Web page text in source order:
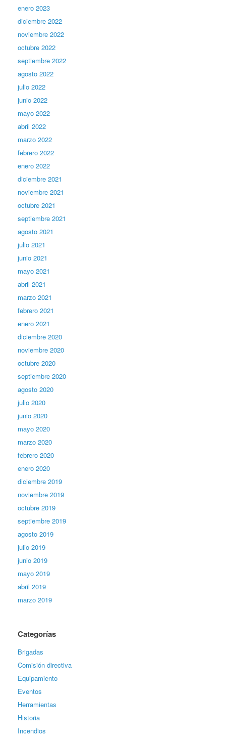
enero 2023
diciembre 2022
noviembre 2022
octubre 2022
septiembre 2022
agosto 2022
julio 2022
junio 2022
mayo 2022
abril 2022
marzo 2022
febrero 2022
enero 2022
diciembre 2021
noviembre 2021
octubre 2021
septiembre 2021
agosto 2021
julio 2021
junio 2021
mayo 2021
abril 2021
marzo 2021
febrero 2021
enero 2021
diciembre 2020
noviembre 2020
octubre 2020
septiembre 2020
agosto 2020
julio 2020
junio 2020
mayo 2020
marzo 2020
febrero 2020
enero 2020
diciembre 2019
noviembre 2019
octubre 2019
septiembre 2019
agosto 2019
julio 2019
junio 2019
mayo 2019
abril 2019
marzo 2019
Categorías
Brigadas
Comisión directiva
Equipamiento
Eventos
Herramientas
Historia
Incendios